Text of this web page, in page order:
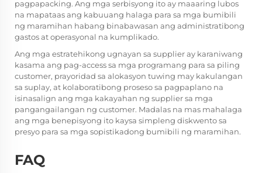
pagpapacking. Ang mga serbisyong ito ay maaaring lubos
na mapataas ang kabuuang halaga para sa mga bumibili
ng maramihan habang binabawasan ang administratibong
gastos at operasyonal na kumplikado.
Ang mga estratehikong ugnayan sa supplier ay karaniwang
kasama ang pag-access sa mga programang para sa piling
customer, prayoridad sa alokasyon tuwing may kakulangan
sa suplay, at kolaboratibong proseso sa pagpaplano na
isinasalign ang mga kakayahan ng supplier sa mga
pangangailangan ng customer. Madalas na mas mahalaga
ang mga benepisyong ito kaysa simpleng diskwento sa
presyo para sa mga sopistikadong bumibili ng maramihan.
FAQ